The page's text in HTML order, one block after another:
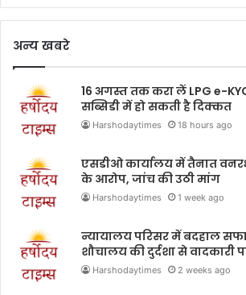
अन्य खबरे
16 अगस्त तक करा लें LPG e-
सब्सिडी में हो सकती है दिक्कत
Harshodaytimes 18 hours ago
एसडीओ कार्यालय में तैनात
के आरोप, जांच की उठी मांग
Harshodaytimes 1 week ago
न्यायालय परिसर में बदहाल
शौचालय की दुर्दशा से वादकारी
Harshodaytimes 2 weeks ago